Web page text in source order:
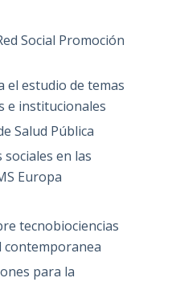
Social Promoción
el estudio de temas
e institucionales
Salud Pública
sociales en las
Europa
tecnobiociencias
contemporanea
para la